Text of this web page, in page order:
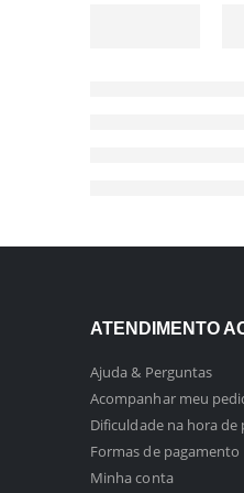
ATENDIMENTO
Ajuda & Perguntas
Acompanhar meu
Dificuldade na hora de
Formas de pagamento
Minha conta